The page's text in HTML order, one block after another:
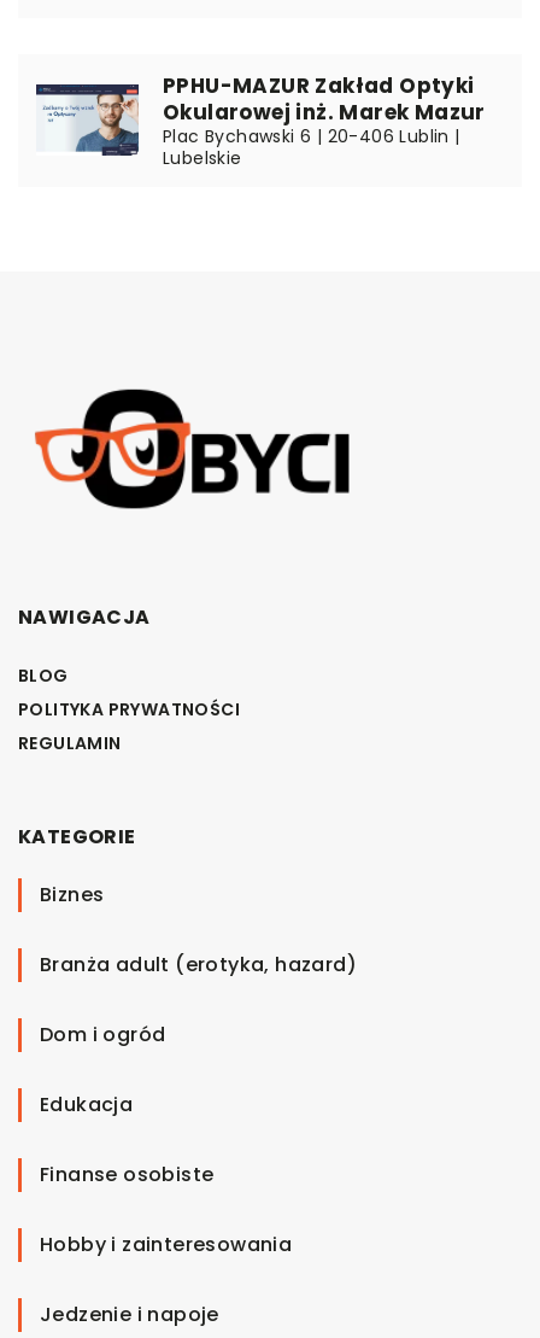
PPHU-MAZUR Zakład Optyki
Okularowej inż. Marek Mazur
Plac Bychawski 6 | 20-406 Lublin |
Lubelskie
NAWIGACJA
BLOG
POLITYKA PRYWATNOŚCI
REGULAMIN
KATEGORIE
Biznes
Branża adult (erotyka, hazard)
Dom i ogród
Edukacja
Finanse osobiste
Hobby i zainteresowania
Jedzenie i napoje